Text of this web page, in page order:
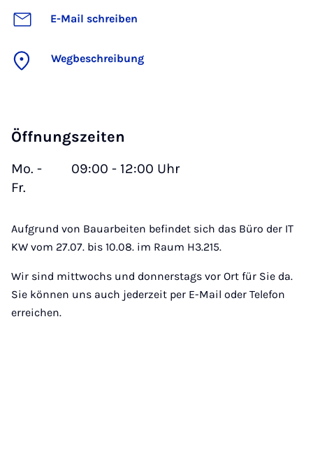
E-Mail schreiben
Wegbeschreibung
Öffnungszeiten
Mo. -
Fr.
09:00 - 12:00 Uhr
Aufgrund von Bauarbeiten befindet sich das Büro der IT
KW vom 27.07. bis 10.08. im Raum H3.215.
Wir sind mittwochs und donnerstags vor Ort für Sie da.
Sie können uns auch jederzeit per E-Mail oder Telefon
erreichen.